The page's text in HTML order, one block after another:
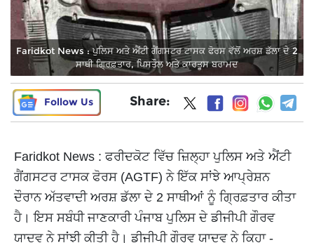
Faridkot News : ਪੁਲਿਸ ਅਤੇ ਐਂਟੀ ਗੈਂਗਸਟਰ ਟਾਸਕ ਫੋਰਸ ਵੱਲੋਂ ਅਰਸ਼ ਡੱਲਾ ਦੇ 2
ਸਾਥੀ ਗ੍ਰਿਫ਼ਤਾਰ, ਪਿਸਤੌਲ ਅਤੇ ਕਾਰਤੂਸ ਬਰਾਮਦ
Follow Us Share:
Faridkot News : ਫਰੀਦਕੋਟ ਵਿੱਚ ਜ਼ਿਲ੍ਹਾ ਪੁਲਿਸ ਅਤੇ ਐਂਟੀ
ਗੈਂਗਸਟਰ ਟਾਸਕ ਫੋਰਸ (AGTF) ​​ਨੇ ਇੱਕ ਸਾਂਝੇ ਆਪ੍ਰੇਸ਼ਨ
ਦੌਰਾਨ ਅੱਤਵਾਦੀ ਅਰਸ਼ ਡੱਲਾ ਦੇ 2 ਸਾਥੀਆਂ ਨੂੰ ਗ੍ਰਿਫ਼ਤਾਰ ਕੀਤਾ
ਹੈ। ਇਸ ਸਬੰਧੀ ਜਾਣਕਾਰੀ ਪੰਜਾਬ ਪੁਲਿਸ ਦੇ ਡੀਜੀਪੀ ਗੌਰਵ
ਯਾਦਵ ਨੇ ਸਾਂਝੀ ਕੀਤੀ ਹੈ। ਡੀਜੀਪੀ ਗੌਰਵ ਯਾਦਵ ਨੇ ਕਿਹਾ -